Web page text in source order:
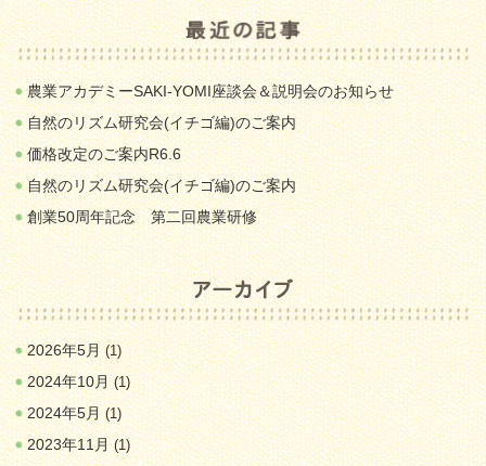
農業アカデミーSAKI-YOMI座談会＆説明会のお知らせ
自然のリズム研究会(イチゴ編)のご案内
価格改定のご案内R6.6
自然のリズム研究会(イチゴ編)のご案内
創業50周年記念 第二回農業研修
2026年5月(1)
2024年10月(1)
2024年5月(1)
2023年11月(1)